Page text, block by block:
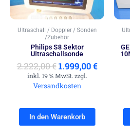
Ultraschall / Doppler / Sonden
/Zubehör
Philips S8 Sektor
Ultraschallsonde
2.222,00€1.999,00€
inkl. 19 % MwSt. zzgl.
Versandkosten
In den Warenkorb